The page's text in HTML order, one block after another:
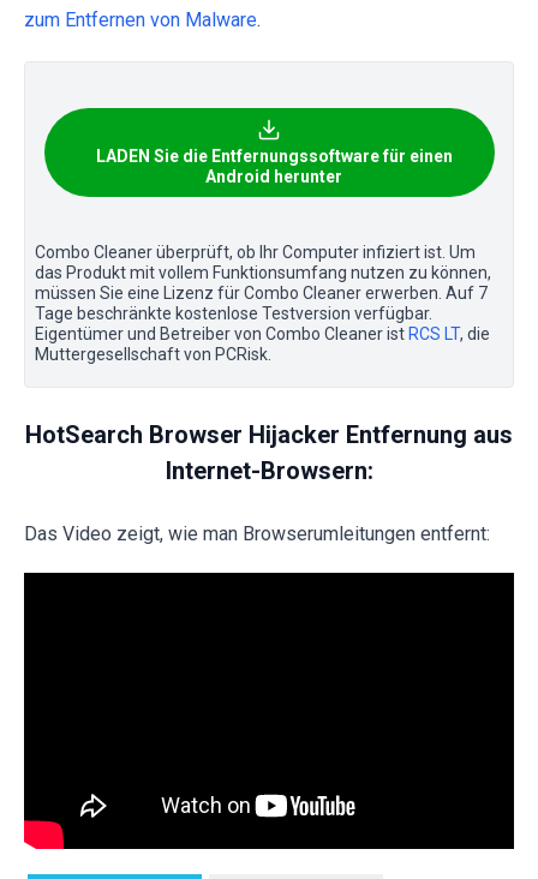
zum Entfernen von Malware.
LADEN Sie die Entfernungssoftware für einen
Android herunter
Combo Cleaner überprüft, ob Ihr Computer infiziert ist. Um
das Produkt mit vollem Funktionsumfang nutzen zu können,
müssen Sie eine Lizenz für Combo Cleaner erwerben. Auf 7
Tage beschränkte kostenlose Testversion verfügbar.
Eigentümer und Betreiber von Combo Cleaner ist RCS LT, die
Muttergesellschaft von PCRisk.
HotSearch Browser Hijacker Entfernung aus
Internet-Browsern:
Das Video zeigt, wie man Browserumleitungen entfernt: